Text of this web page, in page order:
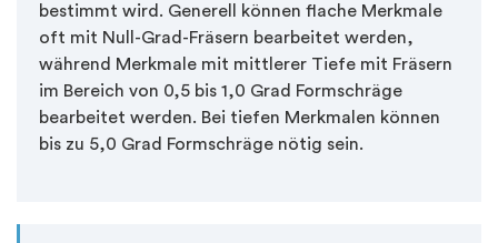
bestimmt wird. Generell können flache Merkmale
oft mit Null-Grad-Fräsern bearbeitet werden,
während Merkmale mit mittlerer Tiefe mit Fräsern
im Bereich von 0,5 bis 1,0 Grad Formschräge
bearbeitet werden. Bei tiefen Merkmalen können
bis zu 5,0 Grad Formschräge nötig sein.